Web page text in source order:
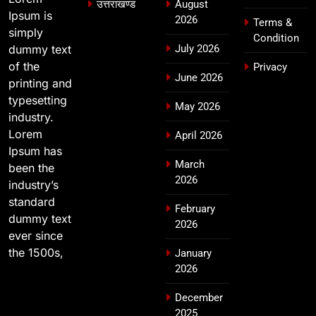
देना सरकार की सर्वोच्च प्राथमिकता, आने
वाले महीनों में हजारों पदों पर की जाएगी
Ipsum is
simply
dummy text
of the
printing and
typesetting
industry.
Lorem
Ipsum has
been the
industry’s
standard
dummy text
ever since
the 1500s,
उत्तराखण्ड
August
2026
July 2026
June 2026
May 2026
April 2026
March
2026
February
2026
January
2026
December
2025
Terms &
Condition
Privacy